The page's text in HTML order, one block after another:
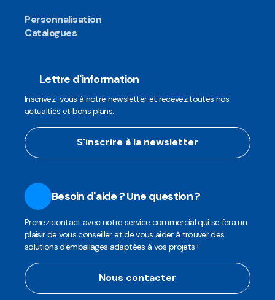
Personnalisation
Catalogues
Lettre d'information
Inscrivez-vous à notre newsletter et recevez toutes nos
actualtiés et bons plans.
S'inscrire à la newsletter
Besoin d'aide ? Une question ?
Prenez contact avec notre service commercial qui se fera un
plaisir de vous conseiller et de vous aider à trouver des
solutions d'emballages adaptées à vos projets !
Nous contacter